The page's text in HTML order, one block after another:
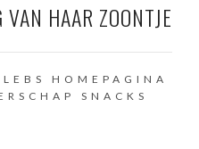
VAN HAAR ZOONTJE
HOMEPAGINA
SNACKS